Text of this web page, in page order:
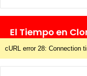
El Tiempo en
cURL error 28: Connection